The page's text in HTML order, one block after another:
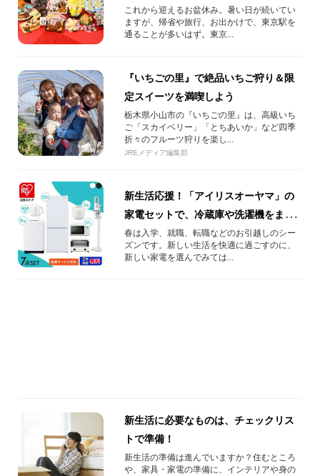
トキャンペーンも開催
これから迎えるお盆休み。暑い日が続いてい
ますが、帰省や旅行、お出かけで、東京駅を
通ることが多いはず。東京...
『いちごの里』で絶品いちご狩り＆限
定スイーツを満喫しよう
栃木県小山市の『いちごの里』は、高級いち
ご「スカイベリー」「とちあいか」など四季
折々のフルーツ狩りを楽し...
JREメディア編集部
新生活応援！「アイリスオーヤマ」の
家電セットで、冷蔵庫や洗濯機をまと
めて揃えよう
春は入学、就職、転職などのお引越しのシー
ズンです。新しい生活を快適に過ごすのに、
新しい家電を選んでみては...
新生活に必要なものは、チェックリス
トで準備！
新生活の準備は進んでいますか？住むところ
や、家具・家電の準備に、インテリアや身の